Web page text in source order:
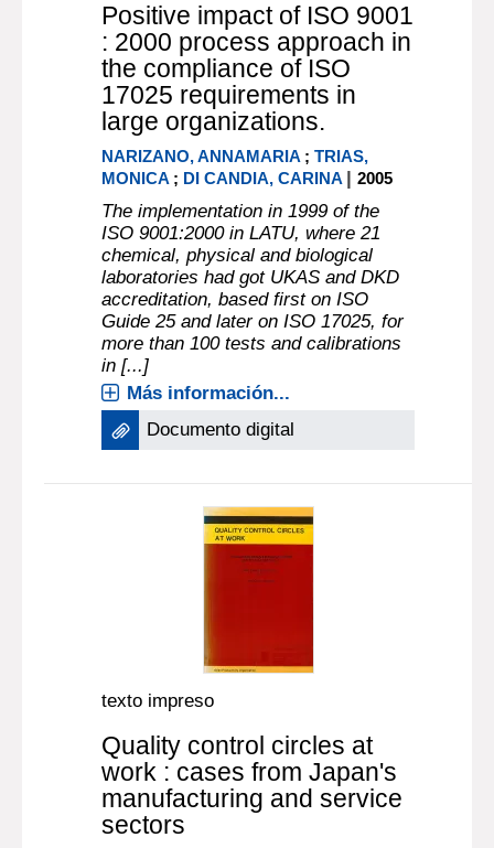
Positive impact of ISO 9001
: 2000 process approach in
the compliance of ISO
17025 requirements in
large organizations.
NARIZANO, ANNAMARIA ;TRIAS,
MONICA ; DI CANDIA, CARINA |2005
The implementation in 1999 of the
ISO 9001:2000 in LATU, where 21
chemical, physical and biological
laboratories had got UKAS and DKD
accreditation, based first on ISO
Guide 25 and later on ISO 17025, for
more than 100 tests and calibrations
in [...]
Más información...
Documento digital
texto impreso
Quality control circles at
work : cases from Japan's
manufacturing and service
sectors